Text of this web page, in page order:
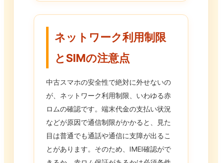
ネットワーク利用制限
とSIMの注意点
中古スマホの安全性で絶対に外せないの
が、ネットワーク利用制限、いわゆる赤
ロムの確認です。端末代金の支払い状況
などが原因で通信制限がかかると、見た
目は普通でも通話や通信に支障が出るこ
とがあります。そのため、IMEI確認がで